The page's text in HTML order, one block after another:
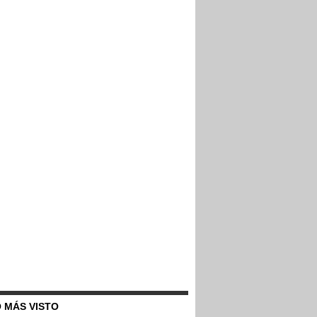
MÁS VISTO